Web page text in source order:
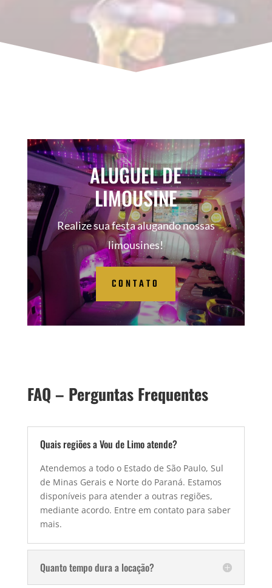
ALUGUEL DE
LIMOUSINE
Realize sua festa alugando nossas
limousines!
CONTATO
FAQ – Perguntas Frequentes
Quais regiões a Vou de Limo atende?
Atendemos a todo o Estado de São Paulo, Sul
de Minas Gerais e Norte do Paraná. Estamos
disponíveis para atender a outras regiões,
mediante acordo. Entre em contato para saber
mais.
Quanto tempo dura a locação?